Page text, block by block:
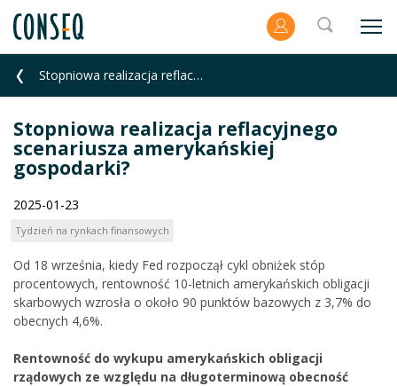
Stopniowa realizacja reflacyjnego scenariusza amerykańskiej gospodarki?
Stopniowa realizacja reflacyjnego
scenariusza amerykańskiej
gospodarki?
2025-01-23
Tydzień na rynkach finansowych
Od 18 września, kiedy Fed rozpoczął cykl obniżek stóp
procentowych, rentowność 10-letnich amerykańskich obligacji
skarbowych wzrosła o około 90 punktów bazowych z 3,7% do
obecnych 4,6%.
Rentowność do wykupu amerykańskich obligacji
rządowych ze względu na długoterminową obecność